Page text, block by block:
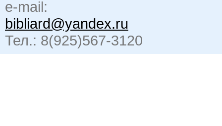
e-mail:
bibliard@yandex.ru
Тел.: 8(925)567-3120